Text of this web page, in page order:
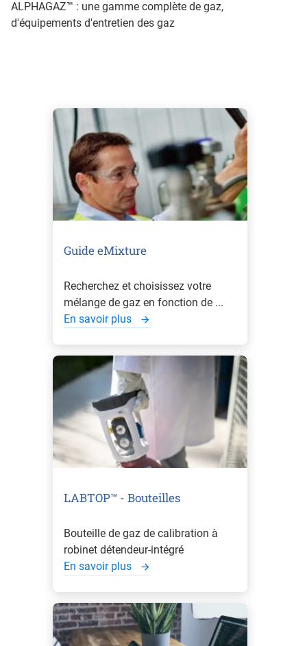
ALPHAGAZ™ : une gamme complète de gaz,
d'équipements d'entretien des gaz
Guide eMixture
Recherchez et choisissez votre
mélange de gaz en fonction de ...
En savoir plus
LABTOP™ - Bouteilles
Bouteille de gaz de calibration à
robinet détendeur-intégré
En savoir plus